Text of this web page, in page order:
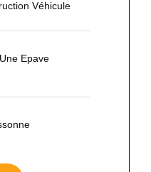
Véhicule
Epave